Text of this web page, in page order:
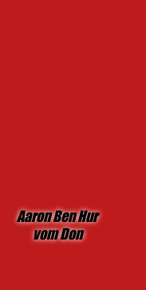
Aaron Ben Hur
vom Don